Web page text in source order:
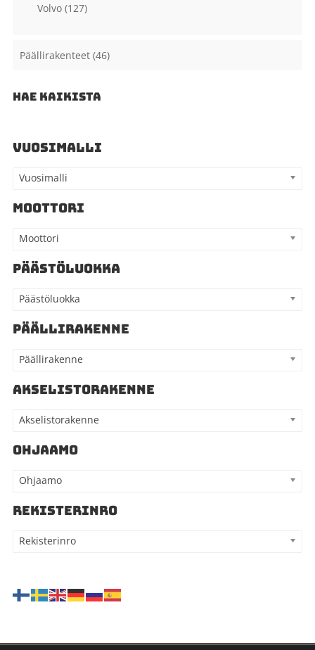
Volvo (127)
Päällirakenteet (46)
HAE KAIKISTA
VUOSIMALLI
Vuosimalli
MOOTTORI
Moottori
PÄÄSTÖLUOKKA
Päästöluokka
PÄÄLLIRAKENNE
Päällirakenne
AKSELISTORAKENNE
Akselistorakenne
OHJAAMO
Ohjaamo
REKISTERINRO
Rekisterinro